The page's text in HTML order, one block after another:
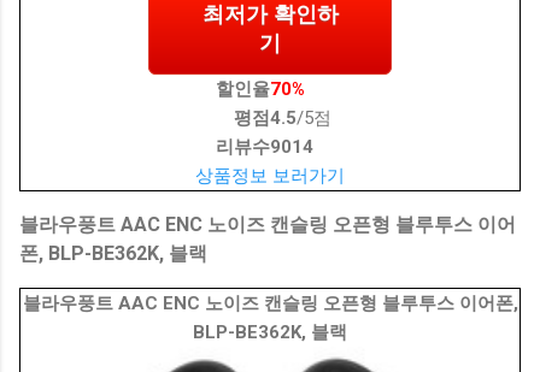
최저가 확인하
기
할인율70%
평점4.5/5점
리뷰수9014
상품정보 보러가기
블라우풍트 AAC ENC 노이즈 캔슬링 오픈형 블루투스 이어
폰, BLP-BE362K, 블랙
블라우풍트 AAC ENC 노이즈 캔슬링 오픈형 블루투스 이어폰,
BLP-BE362K, 블랙